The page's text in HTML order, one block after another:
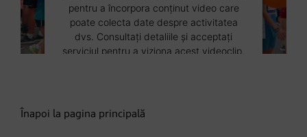
pentru a încorpora conținut video care
poate colecta date despre activitatea
dvs. Consultați detaliile și acceptați
serviciul pentru a viziona acest videoclip.
Înapoi la pagina principală